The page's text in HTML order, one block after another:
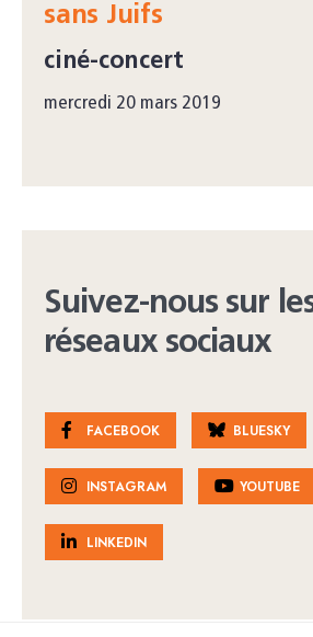
sans Juifs
ciné-concert
mercredi 20 mars 2019
Suivez-nous sur
réseaux sociaux
FACEBOOK BLUESKY
INSTAGRAM YOUTUBE
LINKEDIN